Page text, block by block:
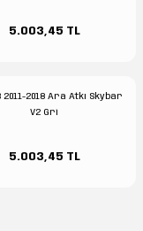
5.003,45 TL
2011-2018 Ara Atkı Skybar
V2 Gri
5.003,45 TL